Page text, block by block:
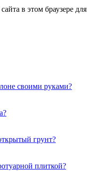
в этом браузере для
своими руками?
грунт?
плиткой?